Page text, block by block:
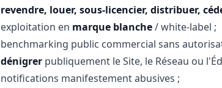
revendre, louer, sous-licencier, distribuer,
exploitation en marque blanche/ white-label ;
benchmarking public commercial sans
dénigrer publiquement le Site, le Réseau ou
notifications manifestement abusives ;